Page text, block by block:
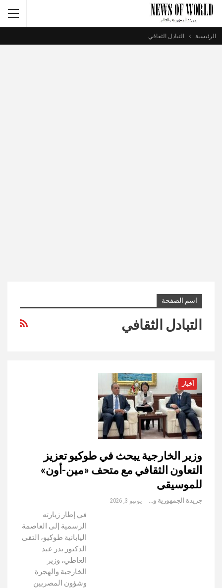
الرئيسية التبادل الثقافي
اسم الصفحة
التبادل الثقافي
أخبار
وزير الخارجية يبحث في طوكيو تعزيز
التعاون الثقافي مع متحف «مين-أون»
للموسيقى
جريدة الجمهورية والعالم يونيو 3, 2026
في إطار زيارته
الرسمية إلى العاصمة
اليابانية طوكيو، التقى
الدكتور بدر عبد
العاطي، وزير
الخارجية والهجرة
وشؤون المصريين